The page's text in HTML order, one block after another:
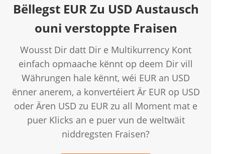
Bëllegst EUR Zu USD Austausch
ouni verstoppte Fraisen
Wousst Dir datt Dir e Multikurrency Kont
einfach opmaache kënnt op deem Dir vill
Währungen hale kënnt, wéi EUR an USD
ënner anerem, a konvertéiert Är EUR op USD
oder Ären USD zu EUR zu all Moment mat e
puer Klicks an e puer vun de weltwäit
niddregsten Fraisen?